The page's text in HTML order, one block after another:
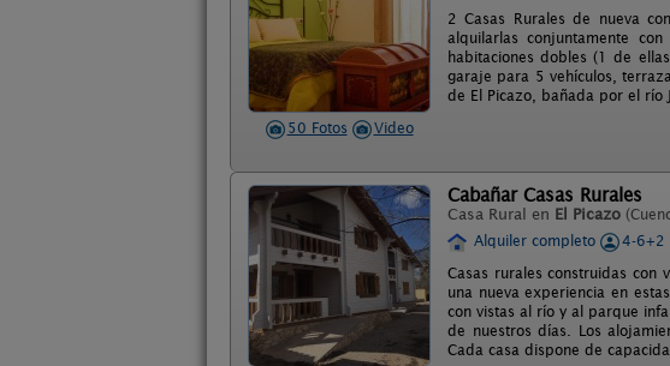
50 Fotos Video
2 Casas Rurales de nueva
alquilarlas conjuntamente
habitaciones dobles (1 de
garaje para 5 vehículos,
de El Picazo, bañada por el río
Cabañar Casas Rurales
Casa Rural en El Picazo
Alquiler completo
4-6+2
Casas rurales construidas con
una nueva experiencia en
con vistas al río y al parque
de nuestros días. Los
Cada casa dispone de